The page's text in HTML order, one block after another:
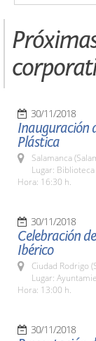
30/11/2018
Inauguración
Plástica
Salamanca
Lugar:
Hora: 16:30 h.
30/11/2018
Celebración
Ibérico
Ciudad Rodrigo
Lugar:
Hora: 13:00 h.
30/11/2018